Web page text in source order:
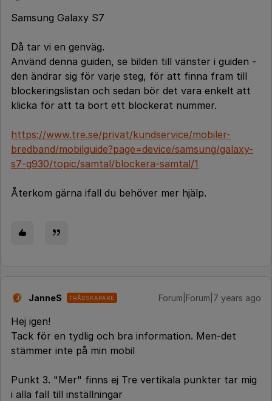
Samsung Galaxy S7
Då tar vi en genväg.
Använd denna guiden, se bilden till vänster i guiden -
den ändrar sig för varje steg, för att finna fram till
blockeringslistan och sedan bör det vara enkelt att
klicka för att ta bort ett blockerat nummer.
https://www.tre.se/privat/kundservice/mobiler-
bredband/mobilguide?page=device/samsung/galaxy-
s7-g930/topic/samtal/blockera-samtal/1
Återkom gärna ifall du behöver mer hjälp.
J JanneS TRÅDSKAPARE Forum|Forum|7 years ago
Hej igen!
Tack för en tydlig och bra information. Men-det
stämmer inte på min mobil
Punkt 3. "Mer" finns ej Tre vertikala punkter tar mig
i alla fall till inställningar